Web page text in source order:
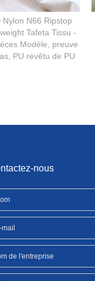
Nylon N66 Ripstop
Tafeta Tissu -
Modèle, preuve
PU revêtu de PU
nous